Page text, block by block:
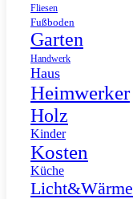
Fliesen
Fußboden
Garten
Handwerk
Haus
Heimwerker
Holz
Kinder
Kosten
Küche
Licht&Wärme